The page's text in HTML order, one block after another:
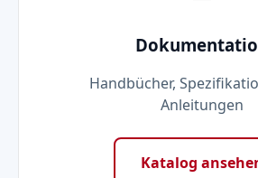
Handbücher,
Anleitungen
Katalog